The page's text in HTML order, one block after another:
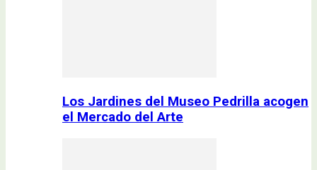
Los Jardines del Museo Pedrilla acogen
el Mercado del Arte